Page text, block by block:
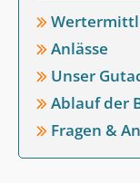
Anlässe
Unser
Ablauf der
Fragen &